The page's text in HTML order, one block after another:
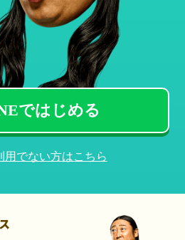
ではじめる
用でない方はこちら